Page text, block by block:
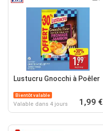
Lustucru Gnocchi à Poêler
Bientôt valable
Valable dans 4 jours 1,99 €